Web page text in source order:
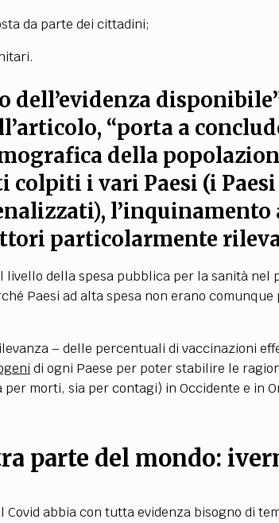
da parte dei cittadini;
dell’evidenza
“porta a
della
colpiti i vari Paesi (i
l’inquinamento
particolarmente
livello della spesa pubblica per la sanità nel
Paesi ad alta spesa non erano
– delle percentuali di vaccinazioni
di ogni Paese per poter stabilire le
per morti, sia per contagi) in Occidente e in
parte del mondo:
Covid abbia con tutta evidenza bisogno di